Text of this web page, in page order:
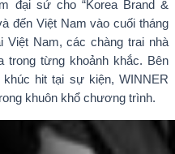
đại sứ cho “Korea Brand &
đến Việt Nam vào cuối tháng
Nam, các chàng trai nhà
từng khoảnh khắc. Bên
hit tại sự kiện, WINNER
khuôn khổ chương trình.